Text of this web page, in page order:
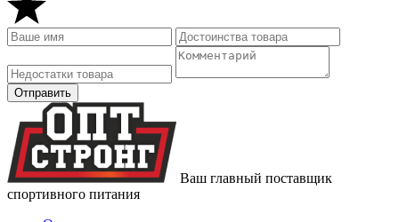
Ваш главный поставщик
спортивного питания